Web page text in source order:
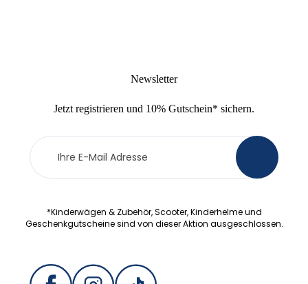
Newsletter
Jetzt registrieren und 10% Gutschein* sichern.
Newsletter
Anmeldung
*Kinderwägen & Zubehör, Scooter, Kinderhelme und
Geschenkgutscheine sind von dieser Aktion ausgeschlossen.